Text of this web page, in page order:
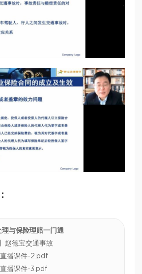
与保险理赔一门通
赵德宝交通事故
播课件-2.pdf
播课件-3.pdf